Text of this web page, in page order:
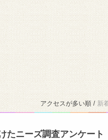
アクセスが多い順 / 新
たニーズ調査アンケート